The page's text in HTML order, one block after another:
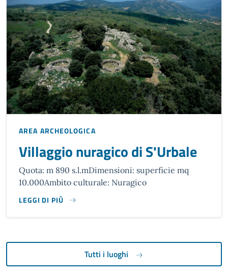
AREA ARCHEOLOGICA
Villaggio nuragico di S'Urbale
Quota: m 890 s.l.mDimensioni: superficie mq
10.000Ambito culturale: Nuragico
LEGGI DI PIÙ
QUOTA: M 890 S.L.M
DIMENSIONI: SUPERFICIE MQ 10.000
Tutti i luoghi